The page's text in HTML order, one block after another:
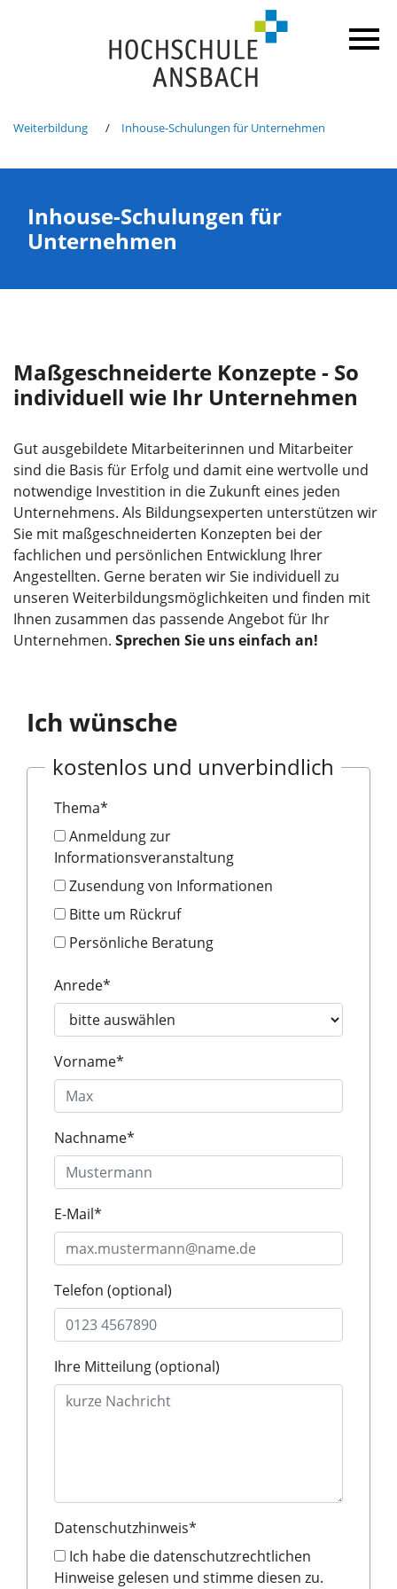
Weiterbildung Inhouse-Schulungen für Unternehmen
Inhouse-Schulungen für
Unternehmen
Maßgeschneiderte Konzepte - So
individuell wie Ihr Unternehmen
Gut ausgebildete Mitarbeiterinnen und Mitarbeiter
sind die Basis für Erfolg und damit eine wertvolle und
notwendige Investition in die Zukunft eines jeden
Unternehmens. Als Bildungsexperten unterstützen wir
Sie mit maßgeschneiderten Konzepten bei der
fachlichen und persönlichen Entwicklung Ihrer
Angestellten. Gerne beraten wir Sie individuell zu
unseren Weiterbildungsmöglichkeiten und finden mit
Ihnen zusammen das passende Angebot für Ihr
Unternehmen. Sprechen Sie uns einfach an!
Ich wünsche
kostenlos und unverbindlich
Thema*
Informationsveranstaltung
Zusendung von Informationen
Bitte um Rückruf
Persönliche Beratung
Anrede*
Vorname*
Nachname*
E-Mail*
Telefon (optional)
Ihre Mitteilung (optional)
Datenschutzhinweis*
Hinweise gelesen und stimme diesen zu.